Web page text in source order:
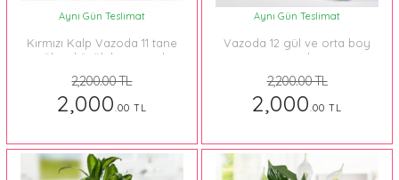
Aynı Gün Teslimat
Kırmızı Kalp Vazoda 11 tane
gül ve küçük boy ayıcık
2,200.00 TL
2,000.00 TL
Aynı Gün Teslimat
Vazoda 12 gül ve orta boy
ayıcık
2,200.00 TL
2,000.00 TL